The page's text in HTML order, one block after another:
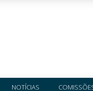
NOTÍCIAS